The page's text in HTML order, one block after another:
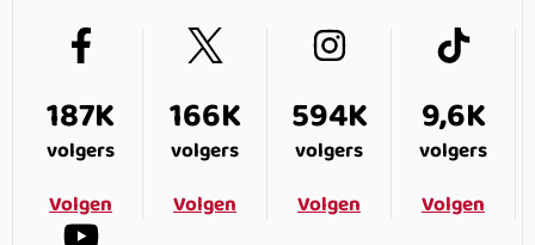
187K
volgers
Volgen
166K
volgers
Volgen
594K
volgers
Volgen
9,6K
volgers
Volgen